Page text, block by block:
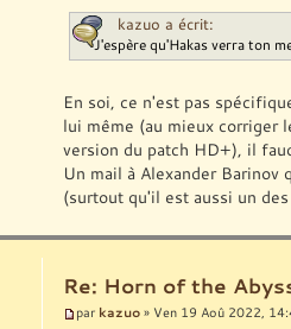
kazuo a écrit:
J'espère qu'Hakas verra ton
En soi, ce n'est pas
lui même (au mieux corriger
version du patch HD+), il
Un mail à Alexander
(surtout qu'il est aussi un
Re: Horn of the
par kazuo » Ven 19 Aoû 2022,